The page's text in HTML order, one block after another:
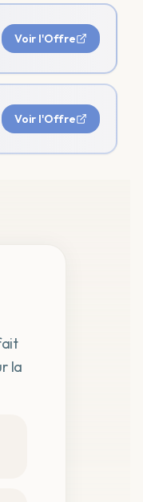
Voir l'Offre
Voir l'Offre
la